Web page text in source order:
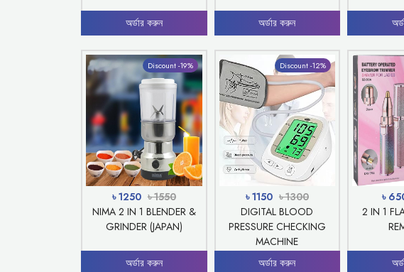
অর্ডার করুন অর্ডার করুন
Discount -19%
৳ 1250 ৳ 1550
NIMA 2 IN 1 BLENDER &
GRINDER (JAPAN)
অর্ডার করুন
Discount -12%
৳ 1150 ৳ 1300
DIGITAL BLOOD
PRESSURE CHECKING
MACHINE
অর্ডার করুন
৳
2 IN 1